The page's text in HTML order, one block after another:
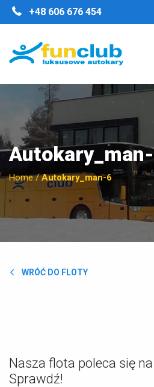
OPINIE
+48 606 676 454
Home/Autokary_man-6
WRÓĆ DO FLOTY
Nasza flota poleca się
Sprawdź!